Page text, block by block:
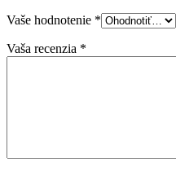
Vaše hodnotenie *
Vaša recenzia *